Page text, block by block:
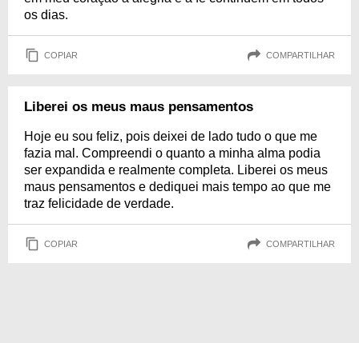
os dias.
COPIAR COMPARTILHAR
Liberei os meus maus pensamentos
Hoje eu sou feliz, pois deixei de lado tudo o que me
fazia mal. Compreendi o quanto a minha alma podia
ser expandida e realmente completa. Liberei os meus
maus pensamentos e dediquei mais tempo ao que me
traz felicidade de verdade.
COPIAR COMPARTILHAR